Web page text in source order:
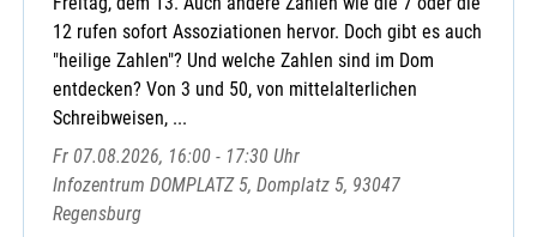
Kneipp-Verein Cham e.V.
Kneipp-Verein Cham e.V.
Kolpingbezirk Cham
Kulturverein Bayerischer Wald e.V.
OBA
Sudetendeutsche Landsmannschaft Bad Kö
12 rufen sofort Assoziationen hervor. Doch gibt es auch
"heilige Zahlen"? Und welche Zahlen sind im Dom
entdecken? Von 3 und 50, von mittelalterlichen
Schreibweisen, ...
Fr 07.08.2026, 16:00 - 17:30 Uhr
Infozentrum DOMPLATZ 5, Domplatz 5, 93047
Regensburg